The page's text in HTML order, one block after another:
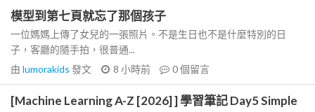
模型到第七頁就忘了那個孩子
一位媽媽上傳了女兒的一張照片。不是生日也不是什麼特別的日
子，客廳的隨手拍，很普通...
由 lumorakids 發文 8 小時前 0個留言
[Machine Learning A-Z [2026] ] 學習筆記 Day5 Simple